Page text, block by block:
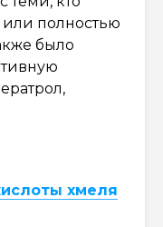
или полностью
было
хмеля